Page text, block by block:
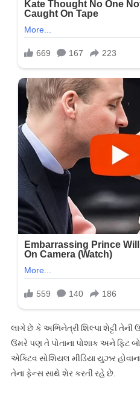
લાગે છે કે અભિનેત્રી શિલ્પા શેટ્ટી તેની
ઉંમરે પણ તે પોતાના પોશાક અને ફિટ
એક્ટિવ સોશિયલ મીડિયા યુઝર
તેના ફેન્સ સાથે શેર કરતી રહે છે.